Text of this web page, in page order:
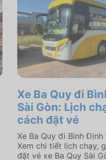
Xe Ba Quy đi
Sài Gòn: Lịch
cách đặt vé
Xe Ba Quy đi Bình Định
Xem chi tiết lịch chạy,
đặt vé xe Ba Quy Sài